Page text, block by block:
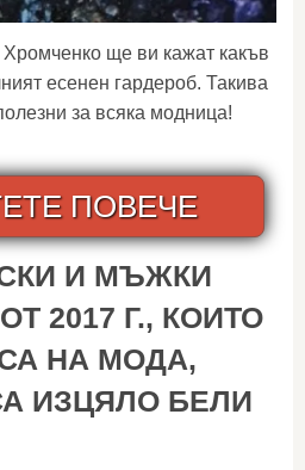
ще ви кажат какъв
есенен гардероб. Такива
за всяка модница!
ПОВЕЧЕ
И МЪЖКИ
2017 Г., КОИТО
НА МОДА,
ИЗЦЯЛО БЕЛИ